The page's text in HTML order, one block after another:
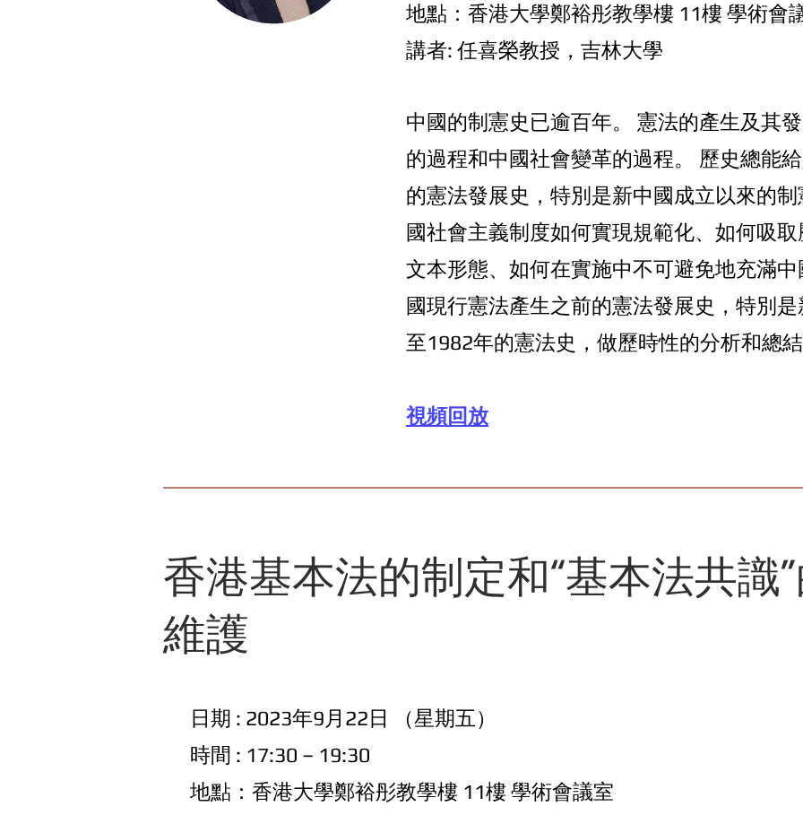
地點：⾹港⼤學鄭裕彤教學樓 11樓 學術會
講者: 任喜榮教授，吉林大學
中國的制憲史已逾百年。 憲法的產⽣及其
的過程和中國社會變⾰的過程。 歷史總能
的憲法發展史，特別是新中國成⽴以來的
國社會主義制度如何實現規範化、如何吸
⽂本形態、如何在實施中不可避免地充滿
國現⾏憲法產⽣之前的憲法發展史，特別
⾄1982年的憲法史，做歷時性的分析和總
視頻回放
⾹港基本法的制定和“基本法共識
維護
⽇期 : 2023年9⽉22⽇ （星期五）
時間 : 17:30 – 19:30
地點：⾹港⼤學鄭裕彤教學樓 11樓 學術會議室